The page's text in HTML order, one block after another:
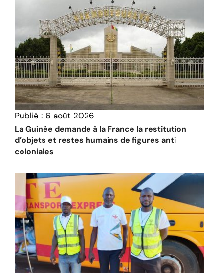
Publié : 6 août 2026
La Guinée demande à la France la restitution
d’objets et restes humains de figures anti
coloniales